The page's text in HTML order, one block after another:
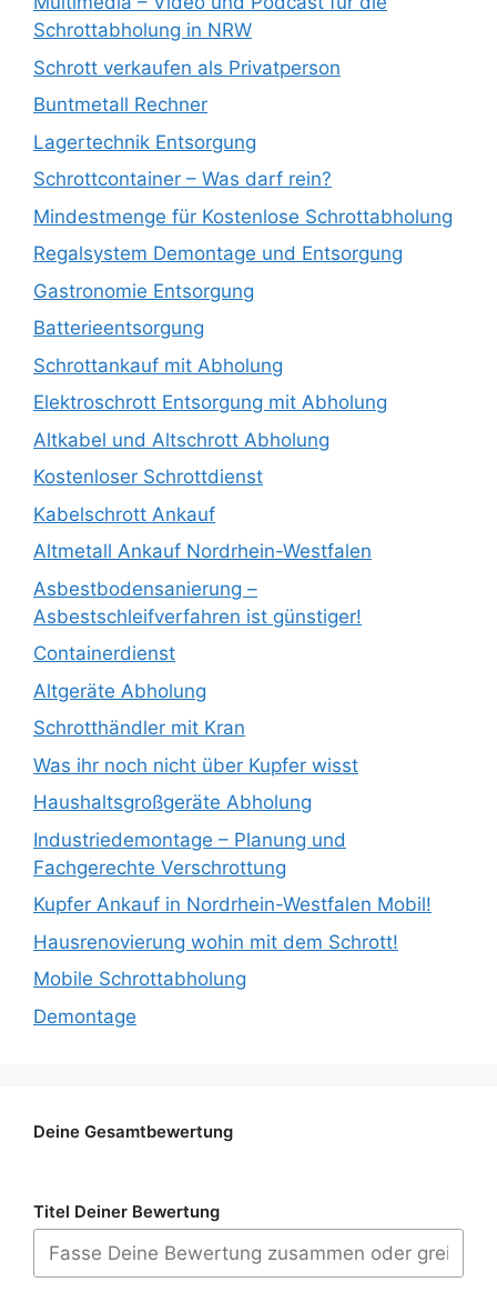
Schrottabholung in NRW
Schrott verkaufen als Privatperson
Buntmetall Rechner
Lagertechnik Entsorgung
Schrottcontainer – Was darf rein?
Mindestmenge für Kostenlose Schrottabholung
Regalsystem Demontage und Entsorgung
Gastronomie Entsorgung
Batterieentsorgung
Schrottankauf mit Abholung
Elektroschrott Entsorgung mit Abholung
Altkabel und Altschrott Abholung
Kostenloser Schrottdienst
Kabelschrott Ankauf
Altmetall Ankauf Nordrhein-Westfalen
Asbestbodensanierung –
Asbestschleifverfahren ist günstiger!
Containerdienst
Altgeräte Abholung
Schrotthändler mit Kran
Was ihr noch nicht über Kupfer wisst
Haushaltsgroßgeräte Abholung
Industriedemontage – Planung und
Fachgerechte Verschrottung
Kupfer Ankauf in Nordrhein-Westfalen Mobil!
Hausrenovierung wohin mit dem Schrott!
Mobile Schrottabholung
Demontage
Deine Gesamtbewertung
Titel Deiner Bewertung